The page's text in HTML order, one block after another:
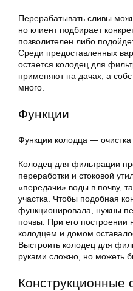
Перерабатывать сливы
но клиент подбирает
позволителен либо
Среди предоставленных
остается колодец для
применяют на дачах, а
много.
Функции
Функции колодца —
Колодец для фильтрации
переработки и стоковой
«передачи» воды в почву,
участка. Чтобы подобная
функционировала, нужны
почвы. При его
колодцем и домом
Выстроить колодец для
руками сложно, но можеть
Конструкционные